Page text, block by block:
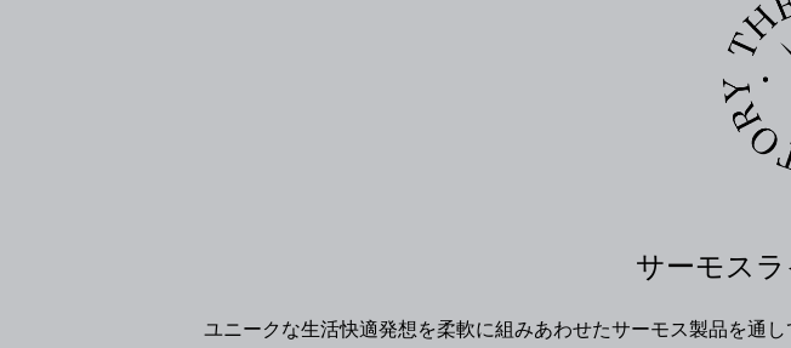
サーモス
ユニークな生活快適発想を柔軟に組みあわせたサーモス製品を通